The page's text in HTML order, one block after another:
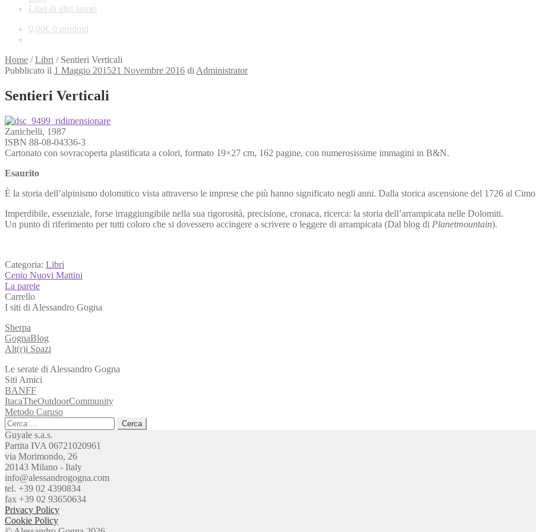
Libri di altri autori
0,00€ 0 prodotti
Home /Libri / Sentieri Verticali
Pubblicato il 1 Maggio 201521 Novembre 2016 di Administrator
Sentieri Verticali
Zanichelli, 1987
ISBN 88-08-04336-3
Cartonato con sovracoperta plastificata a colori, formato 19×27 cm, 162 pagine, con numerosissime immagini in B&N.
Esaurito
È la storia dell’alpinismo dolomitico vista attraverso le imprese che più hanno significato negli anni. Dalla storica ascensione del 1726 al
Imperdibile, essenziale, forse irraggiungibile nella sua rigorosità, precisione, cronaca, ricerca: la storia dell’arrampicata nelle Dolomiti.
Un punto di riferimento per tutti coloro che si dovessero accingere a scrivere o leggere di arrampicata (Dal blog di Planetmountain).
Categoria: Libri
Navigazione
articoli
Articolo
precedente:
Cento Nuovi Mattini
Articolo
successivo:
La parete
Carrello
I siti di Alessandro Gogna
Sherpa
GognaBlog
Alt(r)i Spazi
Le serate di Alessandro Gogna
Siti Amici
BANFF
ItacaTheOutdoorCommunity
Metodo Caruso
Ricerca
per:
Guyale s.a.s.
Partita IVA 06721020961
via Morimondo, 26
20143 Milano - Italy
info@alessandrogogna.com
tel. +39 02 4390834
fax +39 02 93650634
Privacy Policy
Cookie Policy